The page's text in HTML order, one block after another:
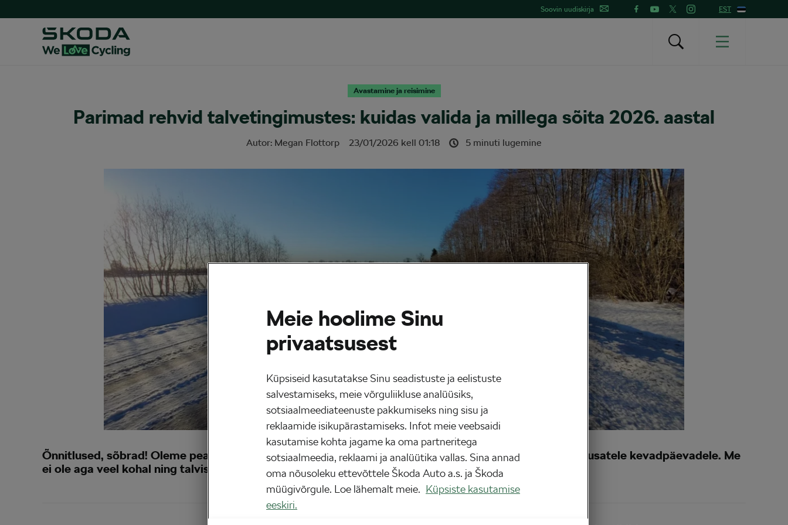
Soovin uudiskirja EST
Avastamine ja reisimine
Parimad rehvid talvetingimustes: kuidas valida ja millega sõita 2026. aastal
Autor: Megan Flottorp 23/01/2026 kell 01:18 5 minuti lugemine
Õnnitlused, sõbrad! Oleme peaaegu jõudnud läbi aasta esimese kuu ja oleme selle võrra lähemal magusatele kevadpäevadele. Me
ei ole aga veel kohal ning talvisel jalgrattasõidul on endiselt palju pakkuda.
Meie hoolime Sinu
privaatsusest
Küpsiseid kasutatakse Sinu seadistuste ja eelistuste
salvestamiseks, meie võrguliikluse analüüsiks,
sotsiaalmeediateenuste pakkumiseks ning sisu ja
reklaamide isikupärastamiseks. Infot meie veebsaidi
kasutamise kohta jagame ka oma partneritega
sotsiaalmeedia, reklaami ja analüütika vallas. Sina annad
oma nõusoleku ettevõttele Škoda Auto a.s. ja Škoda
müügivõrgule. Loe lähemalt meie. Küpsiste kasutamise
eeskiri.